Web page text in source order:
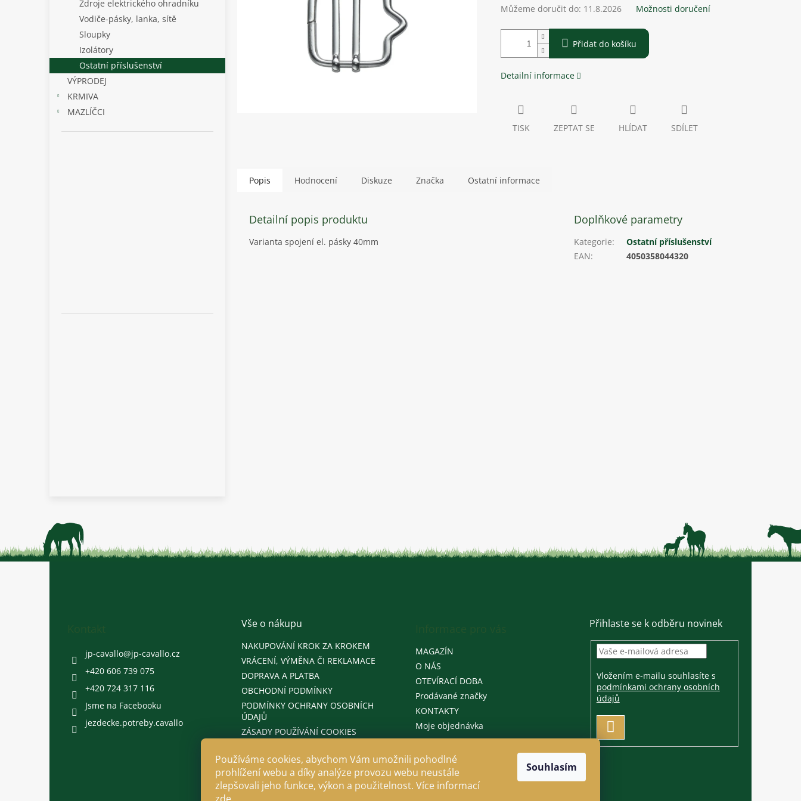
Používáme cookies, abychom Vám umožnili pohodlné
prohlížení webu a díky analýze provozu webu neustále
zlepšovali jeho funkce, výkon a použitelnost. Více informací
Souhlasím
l
Zdroje elektrického ohradníku
Vodiče-pásky, lanka, sítě
Sloupky
Izolátory
Ostatní příslušenství
VÝPRODEJ
KRMIVA
MAZLÍČCI
Můžeme doručit do: 11.8.2026 Možnosti doručení
Přidat do košíku
Detailní informace
TISK ZEPTAT SE HLÍDAT SDÍLET
Popis Hodnocení Diskuze Značka Ostatní informace
Detailní popis produktu
Varianta spojení el. pásky 40mm
Doplňkové parametry
Kategorie:
Ostatní příslušenství
EAN: 4050358044320
Z
jp-cavallo@jp-cavallo.cz
+420 606 739 075
+420 724 317 116
Jsme na Facebooku
jezdecke.potreby.cavallo
Vše o nákupu
NAKUPOVÁNÍ KROK ZA KROKEM
VRÁCENÍ, VÝMĚNA ČI REKLAMACE
DOPRAVA A PLATBA
OBCHODNÍ PODMÍNKY
PODMÍNKY OCHRANY OSOBNÍCH
ÚDAJŮ
ZÁSADY POUŽÍVÁNÍ COOKIES
MAGAZÍN
O NÁS
OTEVÍRACÍ DOBA
Prodávané značky
KONTAKTY
Moje objednávka
Přihlaste se k odběru novinek
Vložením e-mailu souhlasíte s
podmínkami ochrany osobních
údajů
SE